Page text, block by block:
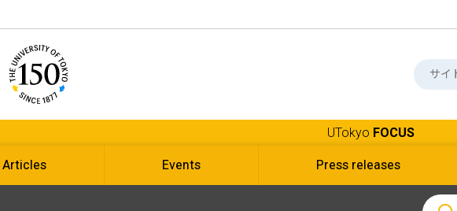
UTokyo FOCUS
Articles Events Press releases